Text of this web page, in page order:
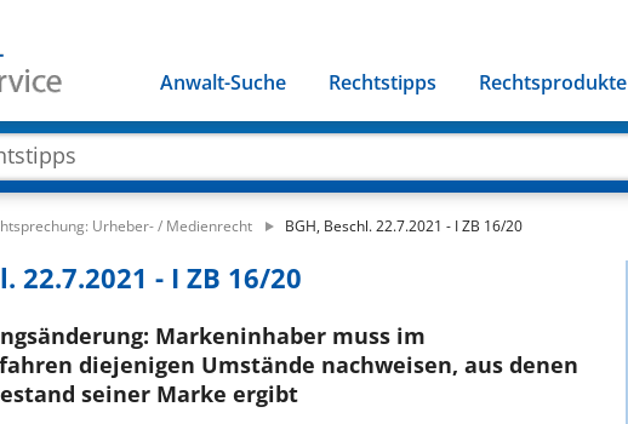
Anwalt-Suche Rechtstipps Rechtsprodukte
Urheber- / Medienrecht BGH, Beschl. 22.7.2021 - I ZB 16/20
22.7.2021 - I ZB 16/20
Markeninhaber muss im
diejenigen Umstände nachweisen, aus denen
seiner Marke ergibt